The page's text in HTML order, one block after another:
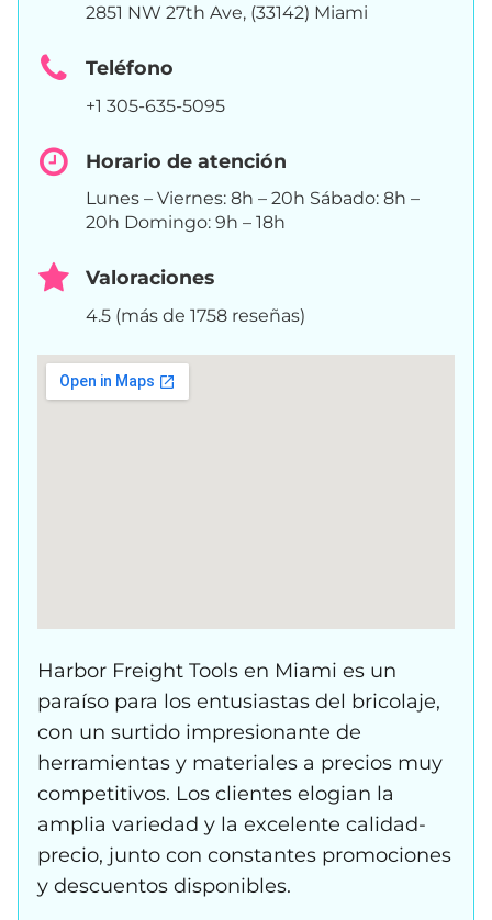
2851 NW 27th Ave, (33142) Miami
Teléfono
+1 305-635-5095
Horario de atención
Lunes – Viernes: 8h – 20h Sábado: 8h –
20h Domingo: 9h – 18h
Valoraciones
4.5 (más de 1758 reseñas)
Harbor Freight Tools en Miami es un
paraíso para los entusiastas del bricolaje,
con un surtido impresionante de
herramientas y materiales a precios muy
competitivos. Los clientes elogian la
amplia variedad y la excelente calidad-
precio, junto con constantes promociones
y descuentos disponibles.